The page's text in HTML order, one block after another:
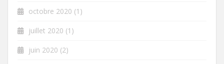
octobre 2020 (1)
juillet 2020 (1)
juin 2020 (2)